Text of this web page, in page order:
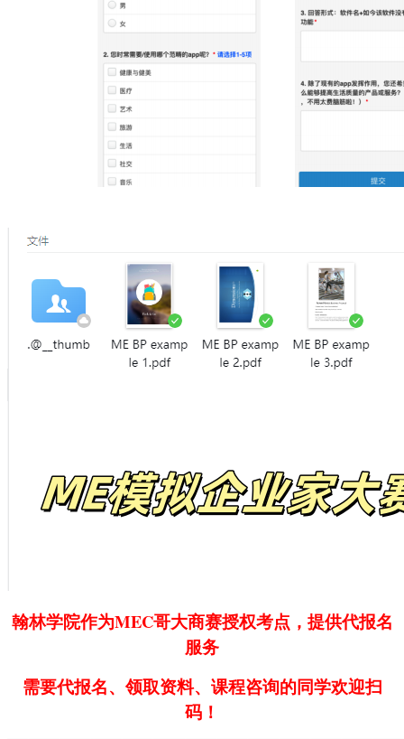
翰林学院作为MEC哥大商赛授权考点，提供代报名
服务
需要代报名、领取资料、课程咨询的同学欢迎扫
码！